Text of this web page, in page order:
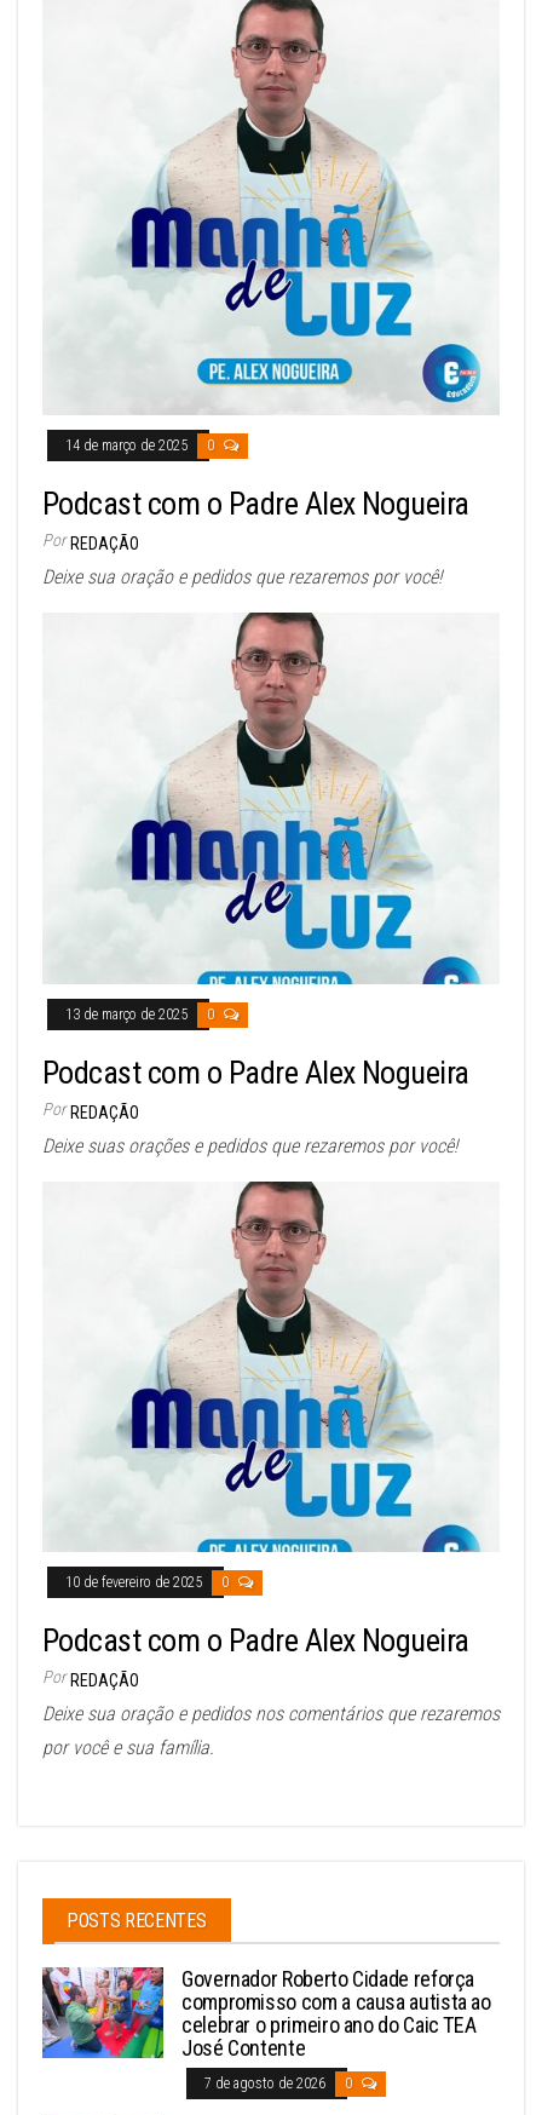
14 de março de 2025 0
Podcast com o Padre Alex Nogueira
Por REDAÇÃO
Deixe sua oração e pedidos que rezaremos por você!
13 de março de 2025 0
Podcast com o Padre Alex Nogueira
Por REDAÇÃO
Deixe suas orações e pedidos que rezaremos por você!
10 de fevereiro de 2025 0
Podcast com o Padre Alex Nogueira
Por REDAÇÃO
Deixe sua oração e pedidos nos comentários que rezaremos
por você e sua família.
POSTS RECENTES
Governador Roberto Cidade reforça
compromisso com a causa autista ao
celebrar o primeiro ano do Caic TEA
José Contente
7 de agosto de 2026 0